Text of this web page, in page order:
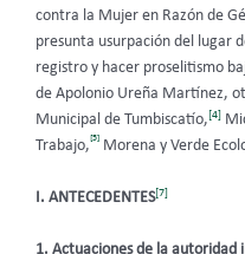
contra la Mujer en Razón de
presunta usurpación del lugar
registro y hacer proselitismo
de Apolonio Ureña Martínez,
Municipal de Tumbiscatío,[4]
Trabajo,
[5]
Morena y Verde
I. ANTECEDENTES[7]
1. Actuaciones de la autoridad